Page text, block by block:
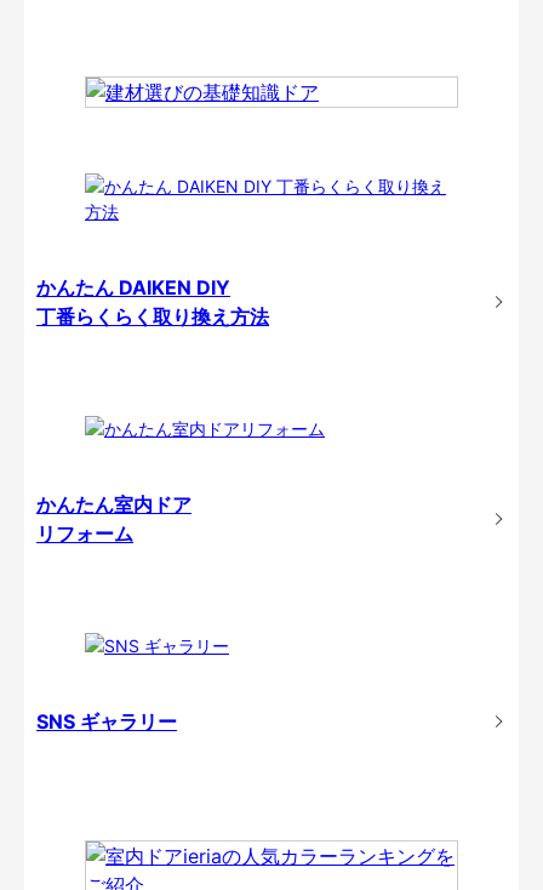
かんたん DAIKEN DIY
丁番らくらく取り換え方法
かんたん室内ドア
リフォーム
SNS ギャラリー